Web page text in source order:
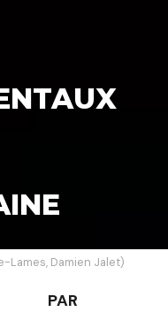
Lames, Damien Jalet)
PAR